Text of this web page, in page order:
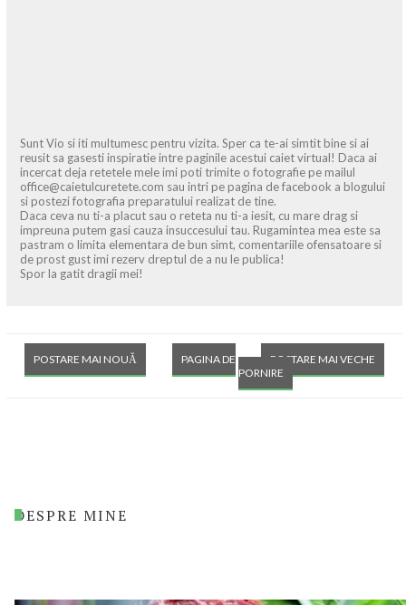
Sunt Vio si iti multumesc pentru vizita. Sper ca te-ai simtit bine si ai
reusit sa gasesti inspiratie intre paginile acestui caiet virtual! Daca ai
incercat deja retetele mele imi poti trimite o fotografie pe mailul
office@caietulcuretete.com sau intri pe pagina de facebook a blogului
si postezi fotografia preparatului realizat de tine.
Daca ceva nu ti-a placut sau o reteta nu ti-a iesit, cu mare drag si
impreuna putem gasi cauza insuccesului tau. Rugamintea mea este sa
pastram o limita elementara de bun simt, comentariile ofensatoare si
de prost gust imi rezerv dreptul de a nu le publica!
Spor la gatit dragii mei!
POSTARE MAI NOUĂ POSTARE MAI VECHE
PAGINA DE
PORNIRE
DESPRE MINE